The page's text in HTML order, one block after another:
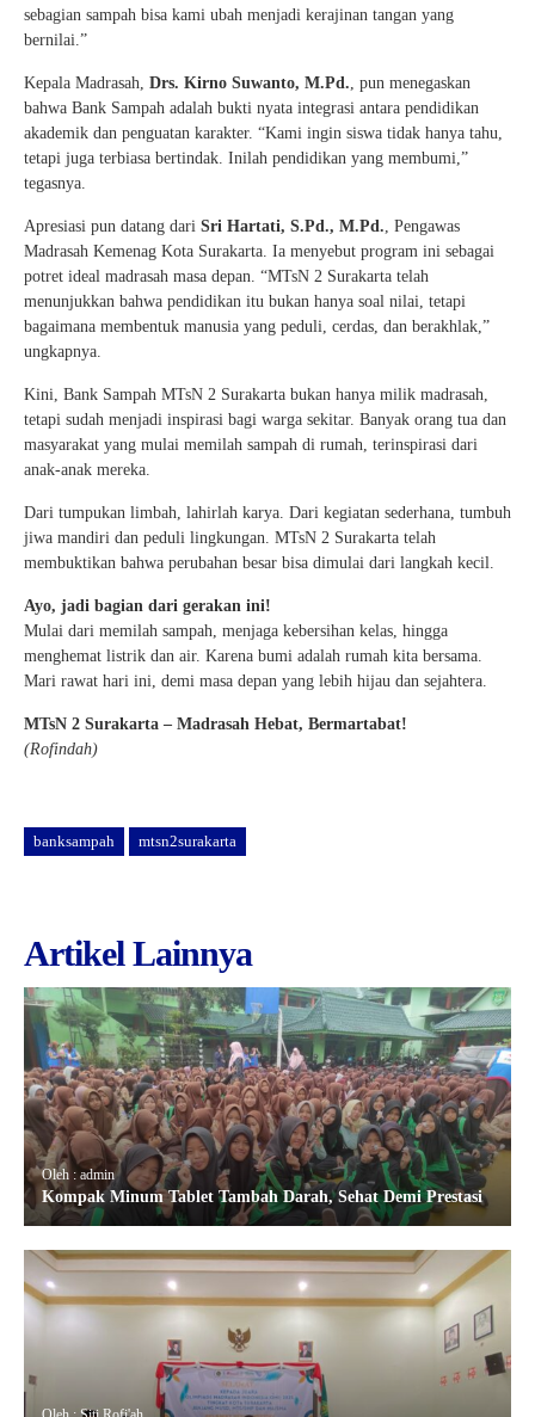
sebagian sampah bisa kami ubah menjadi kerajinan tangan yang
bernilai.”
Kepala Madrasah, Drs. Kirno Suwanto, M.Pd. , pun menegaskan
bahwa Bank Sampah adalah bukti nyata integrasi antara pendidikan
akademik dan penguatan karakter. “Kami ingin siswa tidak hanya tahu,
tetapi juga terbiasa bertindak. Inilah pendidikan yang membumi,”
tegasnya.
Apresiasi pun datang dari Sri Hartati, S.Pd., M.Pd. , Pengawas
Madrasah Kemenag Kota Surakarta. Ia menyebut program ini sebagai
potret ideal madrasah masa depan. “MTsN 2 Surakarta telah
menunjukkan bahwa pendidikan itu bukan hanya soal nilai, tetapi
bagaimana membentuk manusia yang peduli, cerdas, dan berakhlak,”
ungkapnya.
Kini, Bank Sampah MTsN 2 Surakarta bukan hanya milik madrasah,
tetapi sudah menjadi inspirasi bagi warga sekitar. Banyak orang tua dan
masyarakat yang mulai memilah sampah di rumah, terinspirasi dari
anak-anak mereka.
Dari tumpukan limbah, lahirlah karya. Dari kegiatan sederhana, tumbuh
jiwa mandiri dan peduli lingkungan. MTsN 2 Surakarta telah
membuktikan bahwa perubahan besar bisa dimulai dari langkah kecil.
Ayo, jadi bagian dari gerakan ini!
Mulai dari memilah sampah, menjaga kebersihan kelas, hingga
menghemat listrik dan air. Karena bumi adalah rumah kita bersama.
Mari rawat hari ini, demi masa depan yang lebih hijau dan sejahtera.
MTsN 2 Surakarta – Madrasah Hebat, Bermartabat!
(Rofindah)
banksampah mtsn2surakarta
Artikel Lainnya
Oleh : admin
Kompak Minum Tablet Tambah Darah, Sehat Demi Prestasi